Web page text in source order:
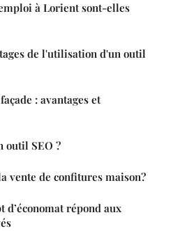
à Lorient sont-elles
de l'utilisation d'un outil
: avantages et
outil SEO ?
vente de confitures maison?
d’économat répond aux